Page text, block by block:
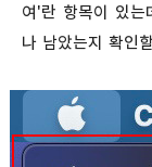
여'란 항목이 있
나 남았는지 확인